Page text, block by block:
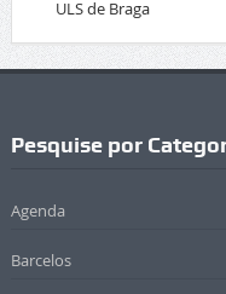
ULS de Braga
Pesquise por
Agenda
Barcelos